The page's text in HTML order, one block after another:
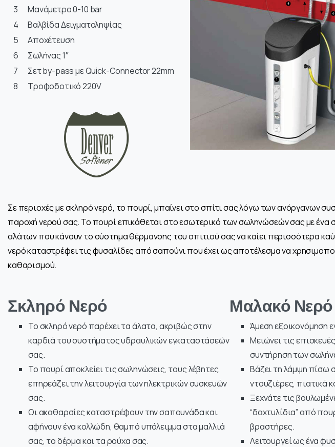
3
Μανόμετρο 0-10 bar
4
Βαλβίδα Δειγματοληψίας
5
Αποχέτευση
6
Σωλήνας 1″
7
Σετ by-pass με Quick-Connector 22mm
8
Τροφοδοτικό 220V
Σε περιοχές με σκληρό νερό, το πουρί, μπαίνει στο σπίτι σας λόγω των ανόργανων
παροχή νερού σας. Το πουρί επικάθεται στο εσωτερικό των σωληνώσεών σας με ένα
αλάτων που κάνουν το σύστημα θέρμανσης του σπιτιού σας να καίει περισσότερα
νερό καταστρέφει τις φυσαλίδες από σαπούνι που έχει ως αποτέλεσμα να
καθαρισμού.
Σκληρό Νερό
Το σκληρό νερό παρέχει τα άλατα, ακριβώς στην
καρδιά του συστήματος υδραυλικών εγκαταστάσεών
σας.
Το πουρί αποκλείει τις σωληνώσεις, τους λέβητες,
επηρεάζει την λειτουργία των ηλεκτρικών συσκευών
σας.
Οι ακαθαρσίες καταστρέφουν την σαπουνάδα και
αφήνουν ένα κολλώδη, θαμπό υπόλειμμα στα μαλλιά
σας, το δέρμα και τα ρούχα σας.
Μαλακό Νερό
Άμεση εξοικονόμηση
Μειώνει τις
συντήρηση των
Βάζει τη λάμψη πίσω
ντουζιέρες, πιατικά
Ξεχνάτε τις
“δαχτυλίδια” από
βραστήρες.
Λειτουργεί ως ένα